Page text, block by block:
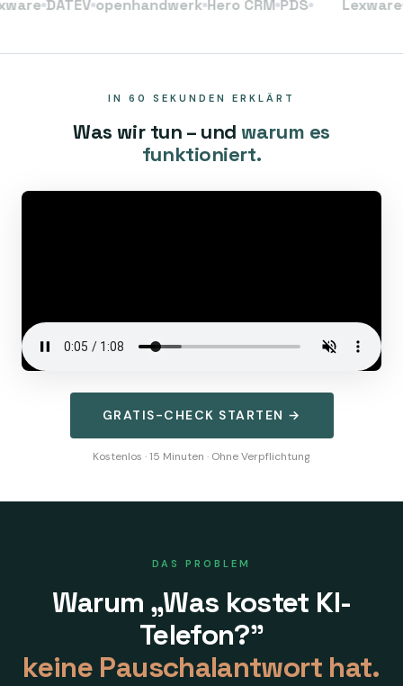
DATEV openhandwerk Hero CRM PDS Lexware
IN 60 SEKUNDEN ERKLÄRT
Was wir tun – und warum es
funktioniert.
GRATIS-CHECK STARTEN →
Kostenlos · 15 Minuten · Ohne Verpflichtung
DAS PROBLEM
Warum „Was kostet KI-
Telefon?"
keine Pauschalantwort hat.